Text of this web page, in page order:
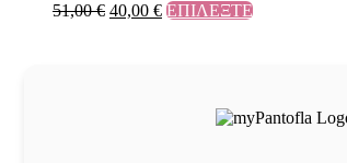
51,00€ 40,00 € ΕΠΙΛΕΞΤΕ